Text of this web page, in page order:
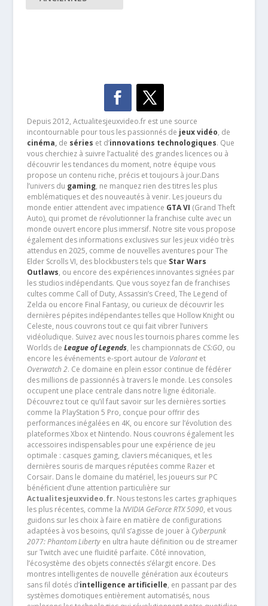
Depuis 2012, Actualitesjeuxvideo.fr est une source
incontournable pour tous les passionnés de jeux vidéo, de
cinéma,de séries et d’innovations technologiques. Que
vous cherchiez à suivre l’actualité des grandes licences ou à
découvrir les tendances du moment, notre équipe vous
propose un contenu riche, précis et toujours à jour.Dans
l’univers du gaming, ne manquez rien des titres les plus
emblématiques et des nouveautés à venir. Les joueurs du
monde entier attendent avec impatience GTA VI (Grand Theft
Auto), qui promet de révolutionner la franchise culte avec un
monde ouvert encore plus immersif. Notre site vous propose
également des informations exclusives sur les jeux vidéo très
attendus en 2025, comme de nouvelles aventures pour The
Elder Scrolls VI, des blockbusters tels que Star Wars
Outlaws, ou encore des expériences innovantes signées par
les studios indépendants. Que vous soyez fan de franchises
cultes comme Call of Duty, Assassin’s Creed, The Legend of
Zelda ou encore Final Fantasy, ou curieux de découvrir les
dernières pépites indépendantes telles que Hollow Knight ou
Celeste, nous couvrons tout ce qui fait vibrer l’univers
vidéoludique. Suivez avec nous les tournois phares comme les
Worlds de League of Legends, les championnats de CS:GO, ou
encore les événements e-sport autour de Valorantet
Overwatch 2. Ce domaine en plein essor continue de fédérer
des millions de passionnés à travers le monde. Les consoles
occupent une place centrale dans notre ligne éditoriale.
Découvrez tout ce qu’il faut savoir sur les dernières sorties
comme la PlayStation 5 Pro, conçue pour offrir des
performances inégalées en 4K, ou encore sur l’évolution des
plateformes Xbox et Nintendo. Nous couvrons également les
accessoires indispensables pour une expérience de jeu
optimale : casques gaming, claviers mécaniques, et les
dernières souris de marques réputées comme Razer et
Corsair. Dans le domaine du matériel, les joueurs sur PC
bénéficient d’une attention particulière sur
Actualitesjeuxvideo.fr. Nous testons les cartes graphiques
les plus récentes, comme la NVIDIA GeForce RTX 5090, et vous
guidons sur les choix à faire en matière de configurations
adaptées à vos besoins, qu’il s’agisse de jouer à Cyberpunk
2077: Phantom Libertyen ultra haute définition ou de streamer
sur Twitch avec une fluidité parfaite. Côté innovation,
l’écosystème des objets connectés s’élargit encore. Des
montres intelligentes de nouvelle génération aux écouteurs
sans fil dotés d’intelligence artificielle, en passant par des
systèmes domotiques entièrement automatisés, nous